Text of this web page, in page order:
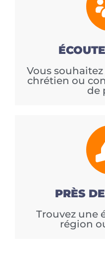
Vous
chrétien ou
de
PRÈS
Trouvez une
région